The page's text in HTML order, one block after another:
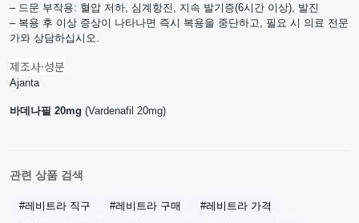
– 드문 부작용: 혈압 저하, 심계항진, 지속 발기증(6시간 이상), 발진
– 복용 후 이상 증상이 나타나면 즉시 복용을 중단하고, 필요 시 의료 전문
가와 상담하십시오.
제조사·성분
Ajanta
바데나필 20mg (Vardenafil 20mg)
관련 상품 검색
#레비트라 직구 #레비트라 구매 #레비트라 가격